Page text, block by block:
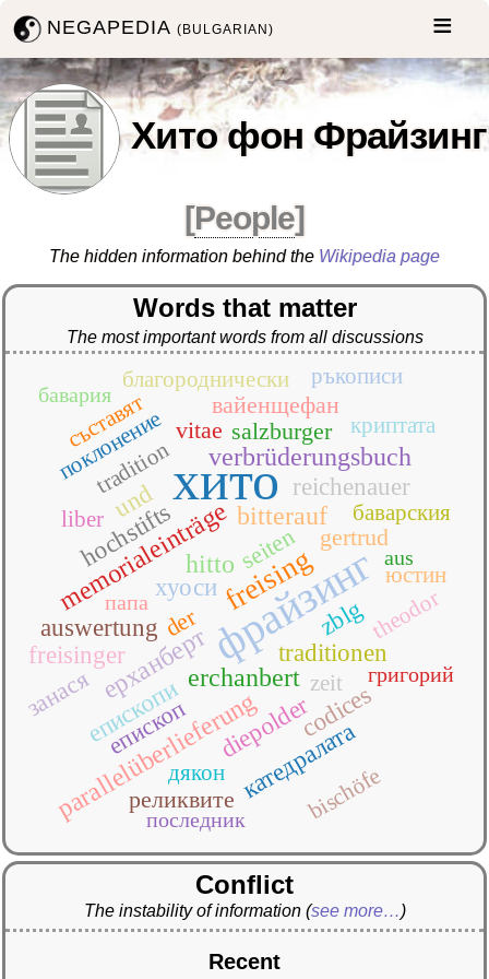
NEGAPEDIA(BULGARIAN)
Хито фон Фрайзинг
[People]
The hidden information behind the Wikipedia page
Words that matter
The most important words from all discussions
хито
фрайзинг
freising
bitterauf
erchanbert
hitto
memorialeinträge
parallelüberlieferung
verbrüderungsbuch
ерханберт
auswertung
codices
diepolder
freisinger
hochstifts
reichenauer
traditionen
und
zblg
епископи
катедралата
хуоси
der
gertrud
salzburger
seiten
vitae
вайенщефан
епископ
занася
реликвите bischöfe
liber
theodor
tradition
zeit
баварския
благороднически
дякон
криптата
поклонение
ръкописи
съставят
юстин
aus
бавария
григорий
папа
последник
Conflict
The instability of information (see more…)
Recent